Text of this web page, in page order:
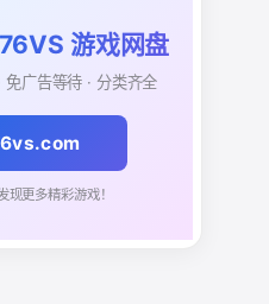
游戏网盘
免广告等待 · 分类齐全
更多精彩游戏！